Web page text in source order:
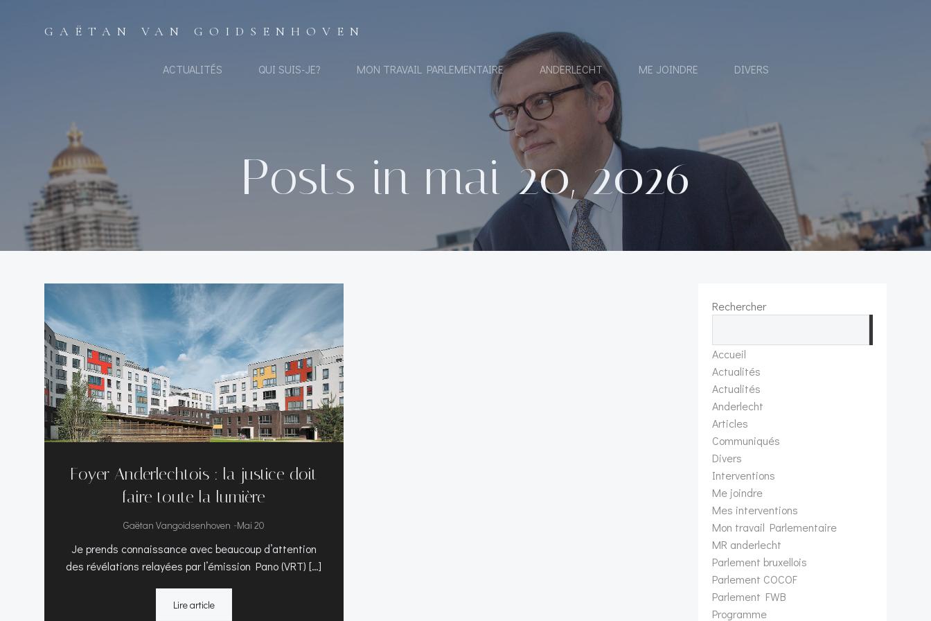
GAËTAN VAN GOIDSENHOVEN
ACTUALITÉS QUI SUIS-JE? MON TRAVAIL PARLEMENTAIRE ANDERLECHT ME JOINDRE DIVERS
Posts in mai 20, 2026
Foyer Anderlechtois : la justice doit
faire toute la lumière
Gaëtan Vangoidsenhoven -Mai 20
Je prends connaissance avec beaucoup d’attention
des révélations relayées par l’émission Pano (VRT) […]
Lire article
Rechercher
Accueil
Actualités
Actualités
Anderlecht
Articles
Communiqués
Divers
Interventions
Me joindre
Mes interventions
Mon travail Parlementaire
MR anderlecht
Parlement bruxellois
Parlement COCOF
Parlement FWB
Programme